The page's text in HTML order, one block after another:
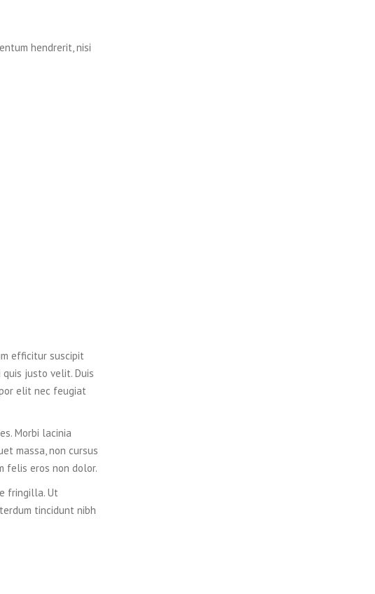
hendrerit, nisi
efficitur suscipit
justo velit. Duis
elit nec feugiat
Morbi lacinia
massa, non cursus
felis eros non dolor.
fringilla. Ut
tincidunt nibh